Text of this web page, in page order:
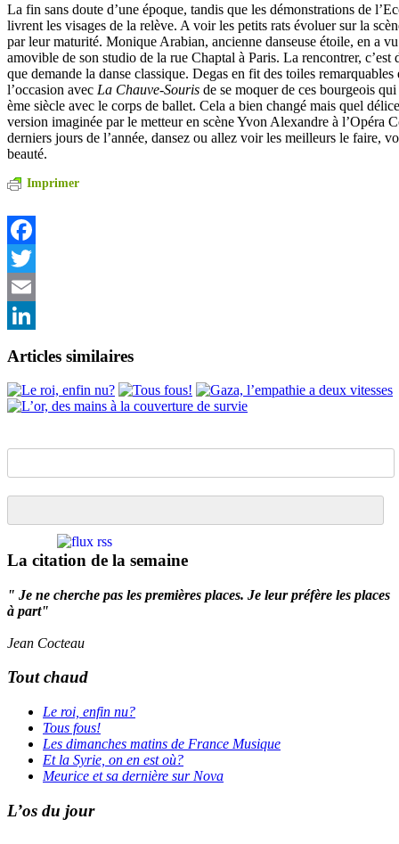
La fin sans doute d’une époque, tandis que les démonstrations de
livrent les visages de la relève. A voir les petits rats évoluer sur la
par leur maturité. Monique Arabian, ancienne danseuse étoile, en a
amovible de son studio de la rue Chaptal à Paris. La rencontrer,
que demande la danse classique. Degas en fit des toiles remarquables
l’occasion avec La Chauve-Souris de se moquer de ces bourgeois
ème siècle avec le corps de ballet. Cela a bien changé mais quel
version imaginée par le metteur en scène Yvon Alexandre à l’Opéra
derniers jours de l’année, dansez ou allez voir les meilleurs le faire,
beauté.
Imprimer
Facebook
Twitter
Email
Articles similaires
La citation de la semaine
" Je ne cherche pas les premières places. Je leur préfère les places
à part"
Jean Cocteau
Tout chaud
Le roi, enfin nu?
Tous fous!
Les dimanches matins de France Musique
Et la Syrie, on en est où?
Meurice et sa dernière sur Nova
L’os du jour